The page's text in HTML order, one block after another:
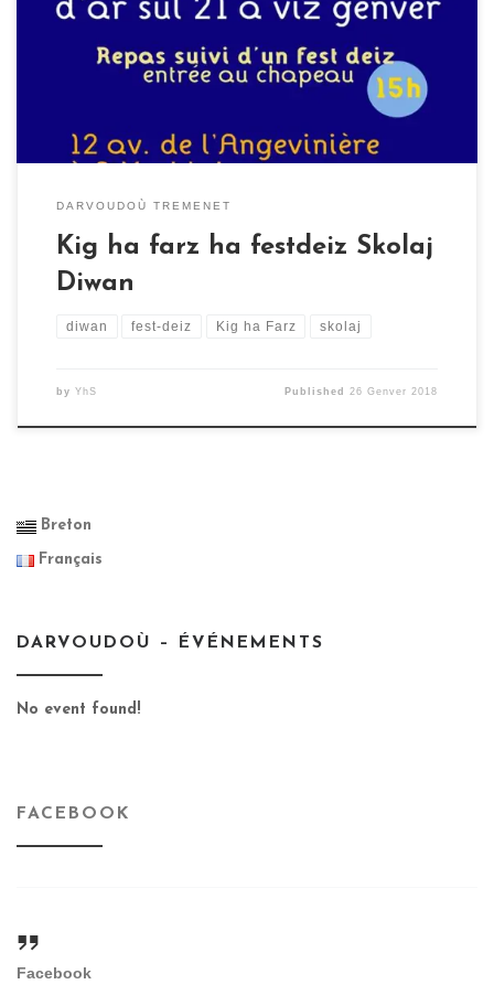
gant Skolaj Diwan Liger-Atlantel e Yezhoù ha Sevenadur
” order_by=”sortorder” order_direction=”ASC”
returns=”included” maximum_entity_count=”500″]
DARVOUDOÙ TREMENET
Kig ha farz ha festdeiz Skolaj
Diwan
diwan fest-deiz Kig ha Farz skolaj
by YhS Published26 Genver 2018
Breton
Français
DARVOUDOÙ – ÉVÉNEMENTS
No event found!
FACEBOOK
Facebook